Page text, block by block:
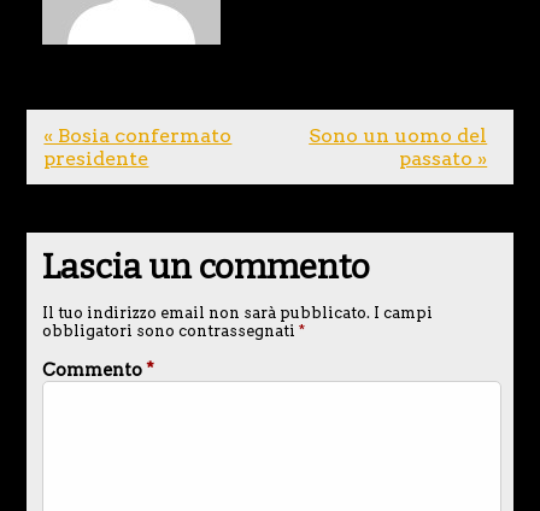
« Bosia confermato
presidente
Sono un uomo del
passato »
Lascia un commento
Il tuo indirizzo email non sarà pubblicato. I campi
obbligatori sono contrassegnati *
Commento*